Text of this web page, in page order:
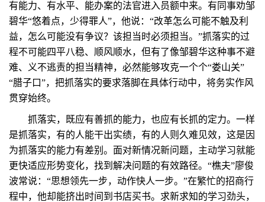
有能力、有水平、能办案的法官进入员额中来。有同事劝邹
碧华“悠着点，少得罪人”，他说：“改革怎么可能不触及利
益，怎么可能没有争议？该担当时必须担当。”抓落实的过
程不可能四平八稳、顺风顺水，但有了像邹碧华这种事不避
难、义不逃责的担当精神，必然能够攻克一个个“娄山关”
“腊子口”，把抓落实的要求落脚在具体行动中，将务实作风
贯穿始终。
抓落实，既应有善抓的能力，也应有长抓的定力。一样
是抓落实，有的人能干出实绩，有的人则久难见效，这是因
为抓落实的能力有差别。面对新情况新问题，主动学习就能
更快适应形势变化，找到解决问题的有效路径。“樵夫”廖俊
波常说：“思想领先一步，动作快人一步。”在繁忙的招商行
程中，他却能挤出时间到书店买书。求新求知的学习劲头，